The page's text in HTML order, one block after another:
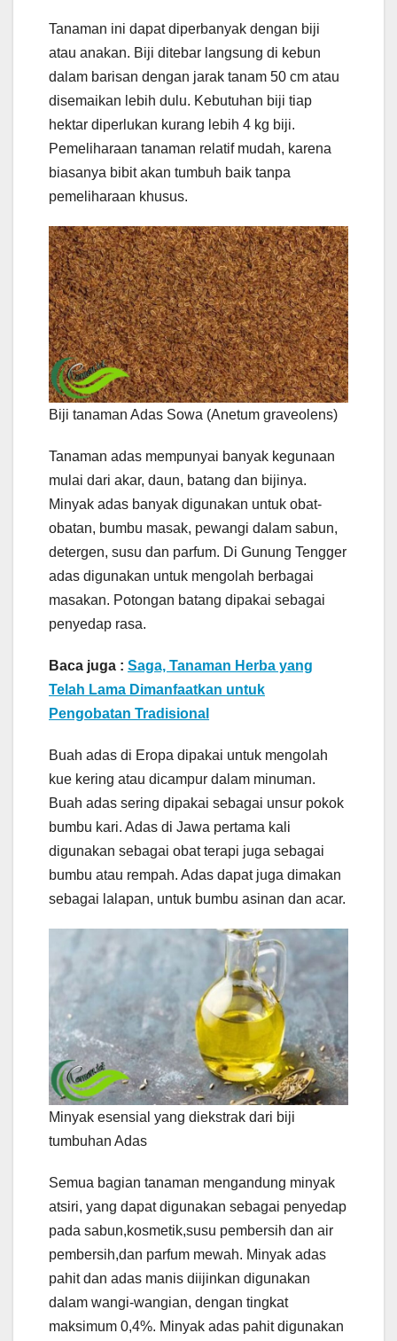
Tanaman ini dapat diperbanyak dengan biji
atau anakan. Biji ditebar langsung di kebun
dalam barisan dengan jarak tanam 50 cm atau
disemaikan lebih dulu. Kebutuhan biji tiap
hektar diperlukan kurang lebih 4 kg biji.
Pemeliharaan tanaman relatif mudah, karena
biasanya bibit akan tumbuh baik tanpa
pemeliharaan khusus.
Biji tanaman Adas Sowa (Anetum graveolens)
Tanaman adas mempunyai banyak kegunaan
mulai dari akar, daun, batang dan bijinya.
Minyak adas banyak digunakan untuk obat-
obatan, bumbu masak, pewangi dalam sabun,
detergen, susu dan parfum. Di Gunung Tengger
adas digunakan untuk mengolah berbagai
masakan. Potongan batang dipakai sebagai
penyedap rasa.
Baca juga : Saga, Tanaman Herba yang
Telah Lama Dimanfaatkan untuk
Pengobatan Tradisional
Buah adas di Eropa dipakai untuk mengolah
kue kering atau dicampur dalam minuman.
Buah adas sering dipakai sebagai unsur pokok
bumbu kari. Adas di Jawa pertama kali
digunakan sebagai obat terapi juga sebagai
bumbu atau rempah. Adas dapat juga dimakan
sebagai lalapan, untuk bumbu asinan dan acar.
Minyak esensial yang diekstrak dari biji
tumbuhan Adas
Semua bagian tanaman mengandung minyak
atsiri, yang dapat digunakan sebagai penyedap
pada sabun,kosmetik,susu pembersih dan air
pembersih,dan parfum mewah. Minyak adas
pahit dan adas manis diijinkan digunakan
dalam wangi-wangian, dengan tingkat
maksimum 0,4%. Minyak adas pahit digunakan